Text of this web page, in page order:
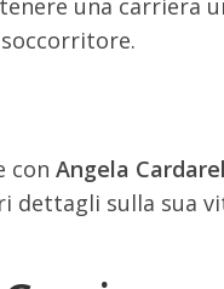
con Angela
dettagli sulla sua